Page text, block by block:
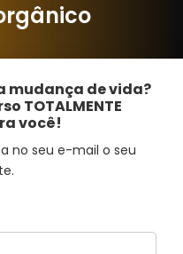
mudança de vida?
TOTALMENTE
você!
no seu e-mail o seu